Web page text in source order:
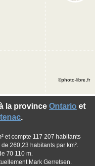
la province Ontario et
.
et compte 117 207 habitants
260,23 habitants par km².
70 110 m.
Mark Gerretsen.
©photo-libre.fr